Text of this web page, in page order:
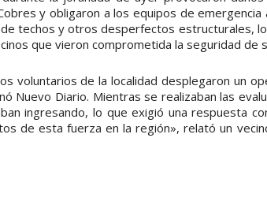
y obligaron a los equipos de emergencia
techos y otros desperfectos estructurales,
que vieron comprometida la seguridad de
voluntarios de la localidad desplegaron un
Nuevo Diario. Mientras se realizaban las
ingresando, lo que exigió una respuesta
de esta fuerza en la región», relató un